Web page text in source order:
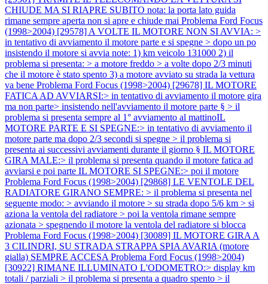
CHIUDE MA SI RIAPRE SUBITO nota: la porta lato guida
rimane sempre aperta non si apre e chiude mai Problema Ford Focus
(1998>2004) [29578] A VOLTE IL MOTORE NON SI AVVIA: >
in tentativo di avviamento il motore parte e si spegne > dopo un po
insistendo il motore si avvia note: 1) km veicolo 131000 2) il
problema si presenta: > a motore freddo > a volte dopo 2/3 minuti
che il motore è stato spento 3) a motore avviato su strada la vettura
va bene Problema Ford Focus (1998>2004) [29678] IL MOTORE
FATICA AD AVVIARSI:> in tentativo di avviamento il motore gira
ma non parte> insistendo nell'avviamento il motore parte § > il
problema si presenta sempre al 1° avviamento al mattinoIL
MOTORE PARTE E SI SPEGNE:> in tentativo di avviamento il
motore parte ma dopo 2/3 secondi si spegne > il problema si
presenta ai successivi avviamenti durante il giorno § IL MOTORE
GIRA MALE:> il problema si presenta quando il motore fatica ad
avviarsi e poi parte IL MOTORE SI SPEGNE:> poi il motore
Problema Ford Focus (1998>2004) [29868] LE VENTOLE DEL
RADIATORE GIRANO SEMPRE: > il problema si presenta nel
seguente modo: > avviando il motore > su strada dopo 5/6 km > si
aziona la ventola del radiatore > poi la ventola rimane sempre
azionata > spegnendo il motore la ventola del radiatore si blocca
Problema Ford Focus (1998>2004) [30089] IL MOTORE GIRA A
3 CILINDRI, SU STRADA STRAPPA SPIA AVARIA (motore
gialla) SEMPRE ACCESA Problema Ford Focus (1998>2004)
[30922] RIMANE ILLUMINATO L'ODOMETRO:> display km
totali / parziali > il problema si presenta a quadro spento > il